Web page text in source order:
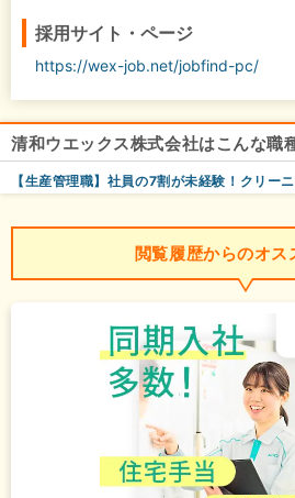
採用サイト・ページ
https://wex-job.net/jobfind-pc/
清和ウエックス株式会社はこんな職
閲覧履歴からのオス